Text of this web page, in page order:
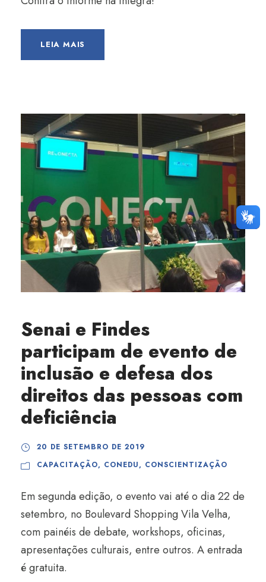
LEIA MAIS
Senai e Findes
participam de evento de
inclusão e defesa dos
direitos das pessoas com
deficiência
20 DE SETEMBRO DE 2019
CAPACITAÇÃO, CONEDU, CONSCIENTIZAÇÃO
Em segunda edição, o evento vai até o dia 22 de
setembro, no Boulevard Shopping Vila Velha,
com painéis de debate, workshops, oficinas,
apresentações culturais, entre outros. A entrada
é gratuita.